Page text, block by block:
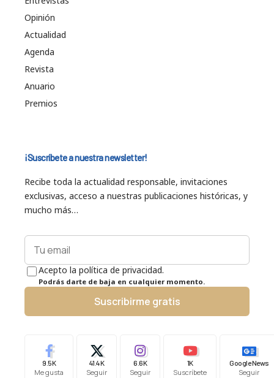
Opinión
Actualidad
Agenda
Revista
Anuario
Premios
¡Suscríbete a nuestra newsletter!
Recibe toda la actualidad responsable, invitaciones
exclusivas, acceso a nuestras publicaciones históricas, y
mucho más…
Acepto la política de privacidad.
Podrás darte de baja en cualquier momento.
Suscribirme gratis
9.5K
Me gusta
41.4K
Seguir
6.6K
Seguir
1K
Suscríbete
Google News
Seguir